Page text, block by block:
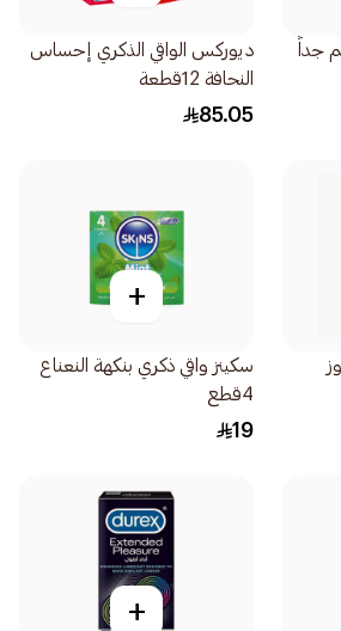
جداً
ديوركس الواقي الذكري إحساس
النحافة 12قطعة
85.05
+
سكينز واقي ذكري بنكهة النعناع
4قطع
19
+